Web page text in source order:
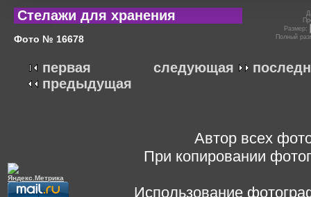
Стелажи для хранения
Фото № 16678
Размер:
Полный
следующая
первая
предыдущая
Автор всех
При копировании
Использование